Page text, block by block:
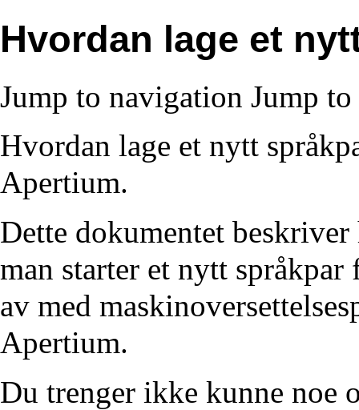
Hvordan lage et
Jump to navigation Jump to
Hvordan lage et nytt
Apertium.
Dette dokumentet
man starter et nytt språkpar
av med
Apertium.
Du trenger ikke kunne noe